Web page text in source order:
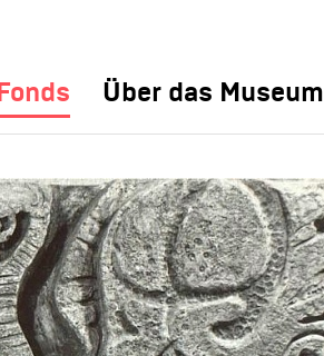
Fonds Über das Museum